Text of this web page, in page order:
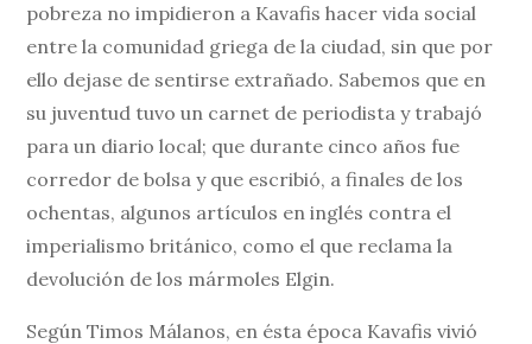
pobreza no impidieron a Kavafis hacer vida social
entre la comunidad griega de la ciudad, sin que por
ello dejase de sentirse extrañado. Sabemos que en
su juventud tuvo un carnet de periodista y trabajó
para un diario local; que durante cinco años fue
corredor de bolsa y que escribió, a finales de los
ochentas, algunos artículos en inglés contra el
imperialismo británico, como el que reclama la
devolución de los mármoles Elgin.
Según Timos Málanos, en ésta época Kavafis vivió